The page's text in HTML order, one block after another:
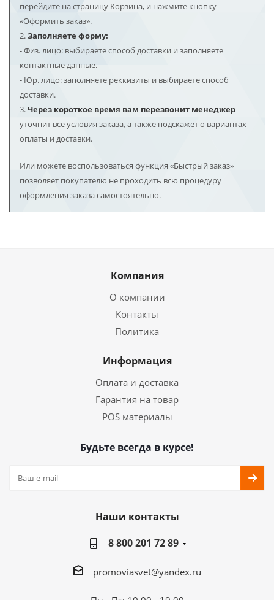
перейдите на страницу Корзина, и нажмите кнопку
«Оформить заказ».
2.Заполняете форму:
- Физ. лицо: выбираете способ доставки и заполняете
контактные данные.
- Юр. лицо: заполняете реккизиты и выбираете способ
доставки.
3.Через короткое время вам перезвонит менеджер-
уточнит все условия заказа, а также подскажет о вариантах
оплаты и доставки.
Или можете воспользоваться функция «Быстрый заказ»
позволяет покупателю не проходить всю процедуру
оформления заказа самостоятельно.
Компания
О компании
Контакты
Политика
Информация
Оплата и доставка
Гарантия на товар
POS материалы
Будьте всегда в курсе!
Наши контакты
8 800 201 72 89
promoviasvet@yandex.ru